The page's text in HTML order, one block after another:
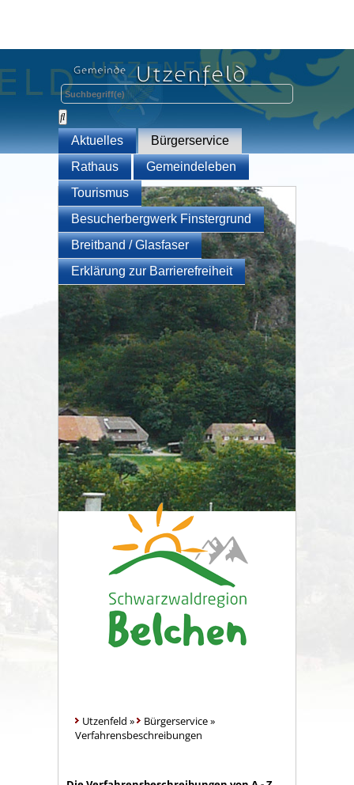
Aktuelles
Bürgerservice
Rathaus
Gemeindeleben
Tourismus
Besucherbergwerk Finstergrund
Breitband / Glasfaser
Erklärung zur Barrierefreiheit
Utzenfeld » Bürgerservice»
Verfahrensbeschreibungen